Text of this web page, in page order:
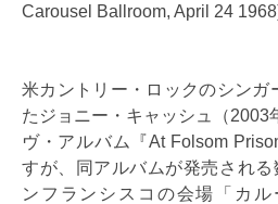
Carousel Ballroom, April 24
米カントリー・ロックのシンガ
たジョニー・キャッシュ（2003
ヴ・アルバム『At Folsom
すが、同アルバムが発売され
ンフランシスコの会場「カ